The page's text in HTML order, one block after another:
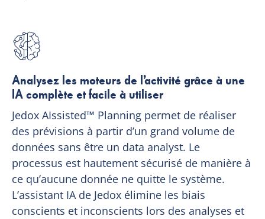
Analysez les moteurs de l’activité grâce à une
IA complète et facile à utiliser
Jedox AIssisted™ Planning permet de réaliser
des prévisions à partir d’un grand volume de
données sans être un data analyst. Le
processus est hautement sécurisé de manière à
ce qu’aucune donnée ne quitte le système.
L’assistant IA de Jedox élimine les biais
conscients et inconscients lors des analyses et